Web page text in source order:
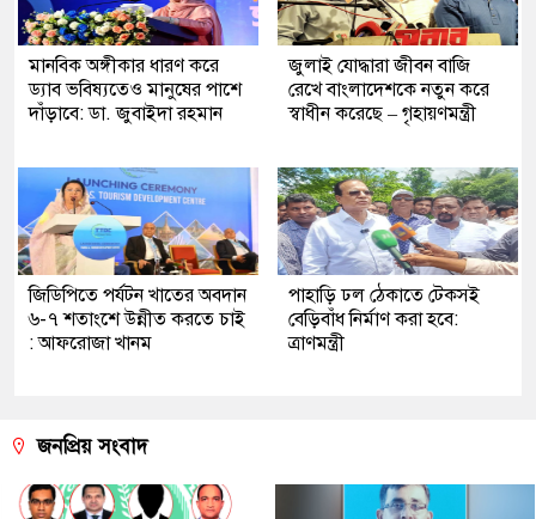
মানবিক অঙ্গীকার ধারণ করে
ড্যাব ভবিষ্যতেও মানুষের পাশে
দাঁড়াবে: ডা. জুবাইদা রহমান
জুলাই যোদ্ধারা জীবন বাজি
রেখে বাংলাদেশকে নতুন করে
স্বাধীন করেছে – গৃহায়ণমন্ত্রী
জিডিপিতে পর্যটন খাতের অবদান
৬-৭ শতাংশে উন্নীত করতে চাই
: আফরোজা খানম
পাহাড়ি ঢল ঠেকাতে টেকসই
বেড়িবাঁধ নির্মাণ করা হবে:
ত্রাণমন্ত্রী
জনপ্রিয় সংবাদ